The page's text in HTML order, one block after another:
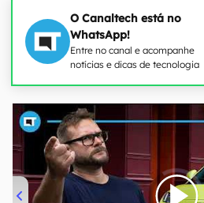
O Canaltech está no
WhatsApp!
Entre no canal e acompanhe
notícias e dicas de tecnologia